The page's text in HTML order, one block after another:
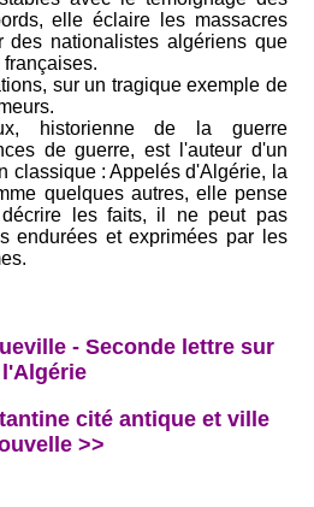
elle éclaire les massacres
des nationalistes algériens que
sur un tragique exemple de
historienne de la guerre
de guerre, est l'auteur d'un
classique : Appelés d'Algérie, la
quelques autres, elle pense
les faits, il ne peut pas
endurées et exprimées par les
- Seconde lettre sur
l'Algérie
cité antique et ville
>>